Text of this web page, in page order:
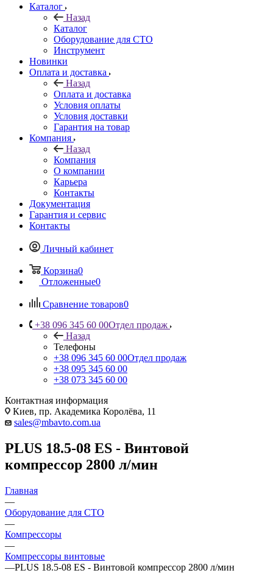
Каталог
Назад
Каталог
Оборудование для СТО
Инструмент
Новинки
Оплата и доставка
Назад
Оплата и доставка
Условия оплаты
Условия доставки
Гарантия на товар
Компания
Назад
Компания
О компании
Карьера
Контакты
Документация
Гарантия и сервис
Контакты
Личный кабинет
Корзина0
Отложенные0
Сравнение товаров0
+38 096 345 60 00Отдел продаж
Назад
Телефоны
+38 096 345 60 00Отдел продаж
+38 095 345 60 00
+38 073 345 60 00
Контактная информация
Киев, пр. Академика Королёва, 11
sales@mbavto.com.ua
PLUS 18.5-08 ES - Винтовой
компрессор 2800 л/мин
Главная
—
Оборудование для СТО
—
Компрессоры
—
Компрессоры винтовые
—PLUS 18.5-08 ES - Винтовой компрессор 2800 л/мин